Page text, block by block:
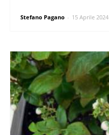
Stefano Pagano - 15 Aprile 2024